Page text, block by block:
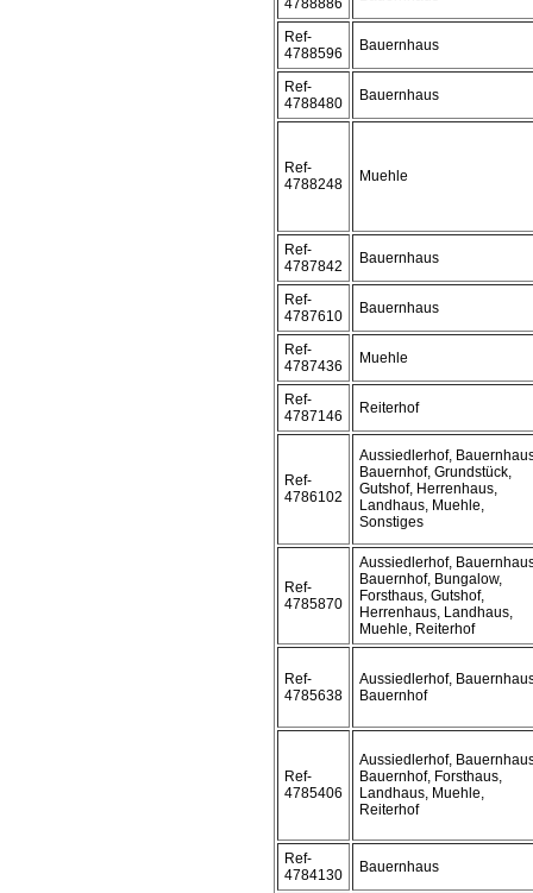
4788886
Ref-
4788596
Bauernhaus
Ref-
4788480
Bauernhaus
Ref-
4788248
Muehle
Ref-
4787842
Bauernhaus
Ref-
4787610
Bauernhaus
Ref-
4787436
Muehle
Ref-
4787146
Reiterhof
Ref-
4786102
Aussiedlerhof,
Bauernhof, Grundstück,
Gutshof, Herrenhaus,
Landhaus, Muehle,
Sonstiges
Ref-
4785870
Aussiedlerhof,
Bauernhof, Bungalow,
Forsthaus, Gutshof,
Herrenhaus, Landhaus,
Muehle, Reiterhof
Ref-
4785638
Aussiedlerhof,
Bauernhof
Ref-
4785406
Aussiedlerhof,
Bauernhof, Forsthaus,
Landhaus, Muehle,
Reiterhof
Ref-
4784130
Bauernhaus